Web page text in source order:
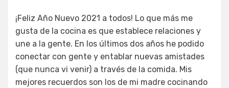
¡Feliz Año Nuevo 2021 a todos! Lo que más me
gusta de la cocina es que establece relaciones y
une a la gente. En los últimos dos años he podido
conectar con gente y entablar nuevas amistades
(que nunca vi venir) a través de la comida. Mis
mejores recuerdos son los de mi madre cocinando